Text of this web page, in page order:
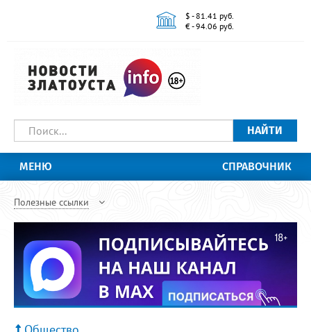
$ - 81.41 руб.
€ - 94.06 руб.
НАЙТИ
МЕНЮ СПРАВОЧНИК
Полезные ссылки